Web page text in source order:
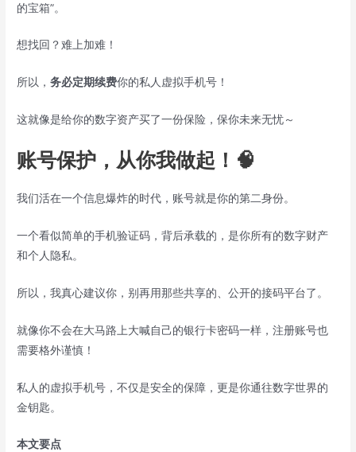
的宝箱”。
想找回？难上加难！
所以，务必定期续费你的私人虚拟手机号！
这就像是给你的数字资产买了一份保险，保你未来无忧～
账号保护，从你我做起！🧠
我们活在一个信息爆炸的时代，账号就是你的第二身份。
一个看似简单的手机验证码，背后承载的，是你所有的数字财产
和个人隐私。
所以，我真心建议你，别再用那些共享的、公开的接码平台了。
就像你不会在大马路上大喊自己的银行卡密码一样，注册账号也
需要格外谨慎！
私人的虚拟手机号，不仅是安全的保障，更是你通往数字世界的
金钥匙。
本文要点